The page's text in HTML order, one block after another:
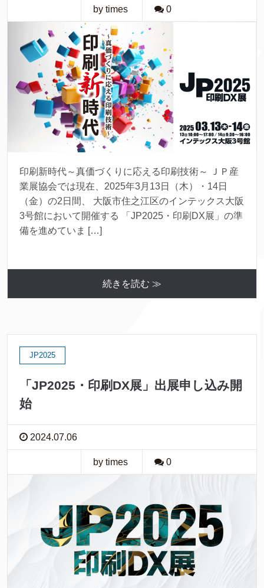
by times 0
印刷新時代～真価づくりに応える印刷技術～ ＪＰ産
業展協会では現在、2025年3月13日（木）・14日
（金）の2日間、 大阪市住之江区のインテックス大阪
3号館において開催する 「JP2025・印刷DX展」の準
備を進めていま […]
続きを読む ≫
JP2025
「JP2025・印刷DX展」出展申し込み開
始
2024.07.06
by times 0